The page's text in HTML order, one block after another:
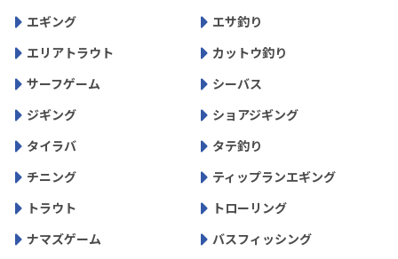
エギング
エサ釣り
エリアトラウト
カットウ釣り
サーフゲーム
シーバス
ジギング
ショアジギング
タイラバ
タテ釣り
チニング
ティップランエギング
トラウト
トローリング
ナマズゲーム
バスフィッシング